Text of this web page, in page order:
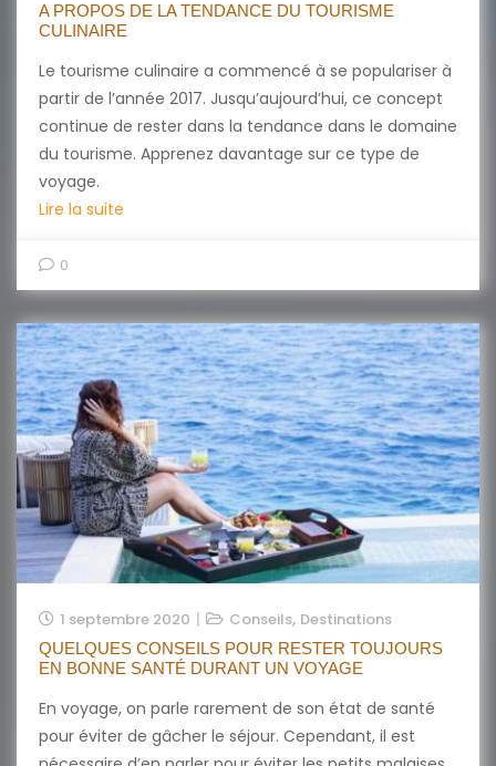
A PROPOS DE LA TENDANCE DU TOURISME
CULINAIRE
Le tourisme culinaire a commencé à se populariser à
partir de l’année 2017. Jusqu’aujourd’hui, ce concept
continue de rester dans la tendance dans le domaine
du tourisme. Apprenez davantage sur ce type de
voyage.
Lire la suite
0
1 septembre 2020 Conseils, Destinations
QUELQUES CONSEILS POUR RESTER TOUJOURS
EN BONNE SANTÉ DURANT UN VOYAGE
En voyage, on parle rarement de son état de santé
pour éviter de gâcher le séjour. Cependant, il est